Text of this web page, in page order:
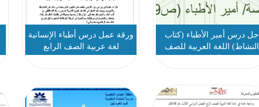
حل درس أمير الأطباء (كتاب
النشاط) اللغة العربية للصف
الرابع
ورقة عمل درس أطباء الإنسانية
لغة عربية الصف الرابع